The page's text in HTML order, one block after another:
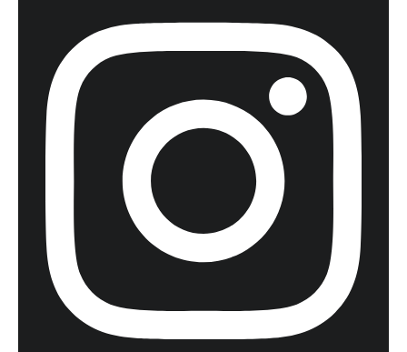
Prévenez-moi de tous les nouveaux articles par e-mail.
En savoir
plus sur la façon dont les données de vos commentaires sont